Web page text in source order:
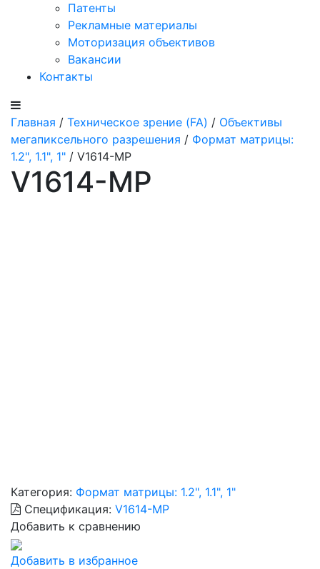
Патенты
Рекламные материалы
Моторизация объективов
Вакансии
Контакты
Главная / Техническое зрение (FA) / Объективы
мегапиксельного разрешения / Формат матрицы:
1.2", 1.1", 1" / V1614-MP
V1614-MP
Категория: Формат матрицы: 1.2", 1.1", 1"
Спецификация: V1614-MP
Добавить к сравнению
Добавить в избранное